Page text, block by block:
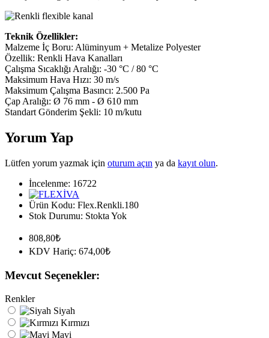
Teknik Özellikler:
Malzeme İç Boru: Alüminyum + Metalize Polyester
Özellik: Renkli Hava Kanalları
Çalışma Sıcaklığı Aralığı: -30 °C / 80 °C
Maksimum Hava Hızı: 30 m/s
Maksimum Çalışma Basıncı: 2.500 Pa
Çap Aralığı: Ø 76 mm - Ø 610 mm
Standart Gönderim Şekli: 10 m/kutu
Yorum Yap
Lütfen yorum yazmak için oturum açın ya da kayıt olun.
İncelenme: 16722
Ürün Kodu: Flex.Renkli.180
Stok Durumu: Stokta Yok
808,80₺
KDV Hariç: 674,00₺
Mevcut Seçenekler:
Renkler
Siyah
Kırmızı
Mavi